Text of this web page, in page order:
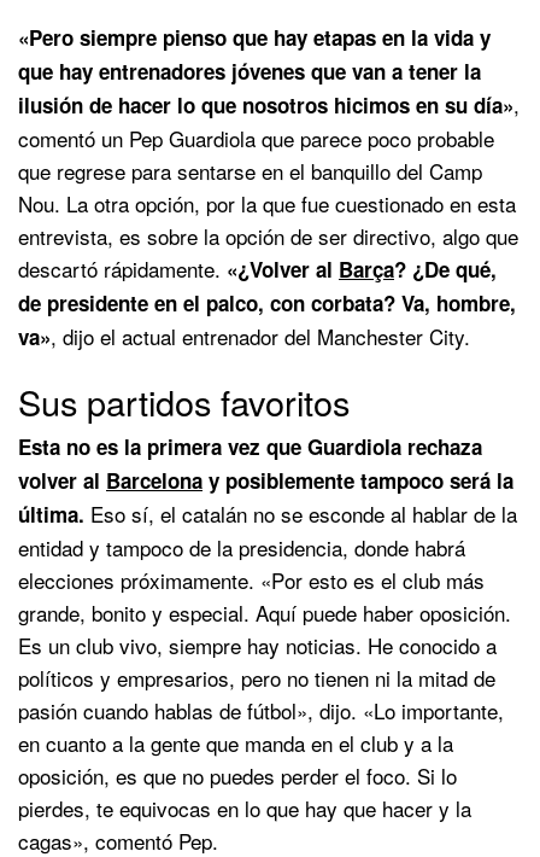
«Pero siempre pienso que hay etapas en la vida y
que hay entrenadores jóvenes que van a tener la
ilusión de hacer lo que nosotros hicimos en su día»,
comentó un Pep Guardiola que parece poco probable
que regrese para sentarse en el banquillo del Camp
Nou. La otra opción, por la que fue cuestionado en esta
entrevista, es sobre la opción de ser directivo, algo que
descartó rápidamente. «¿Volver al Barça? ¿De qué,
de presidente en el palco, con corbata? Va, hombre,
va», dijo el actual entrenador del Manchester City.
Sus partidos favoritos
Esta no es la primera vez que Guardiola rechaza
volver al Barcelona y posiblemente tampoco será la
última. Eso sí, el catalán no se esconde al hablar de la
entidad y tampoco de la presidencia, donde habrá
elecciones próximamente. «Por esto es el club más
grande, bonito y especial. Aquí puede haber oposición.
Es un club vivo, siempre hay noticias. He conocido a
políticos y empresarios, pero no tienen ni la mitad de
pasión cuando hablas de fútbol», dijo. «Lo importante,
en cuanto a la gente que manda en el club y a la
oposición, es que no puedes perder el foco. Si lo
pierdes, te equivocas en lo que hay que hacer y la
cagas», comentó Pep.